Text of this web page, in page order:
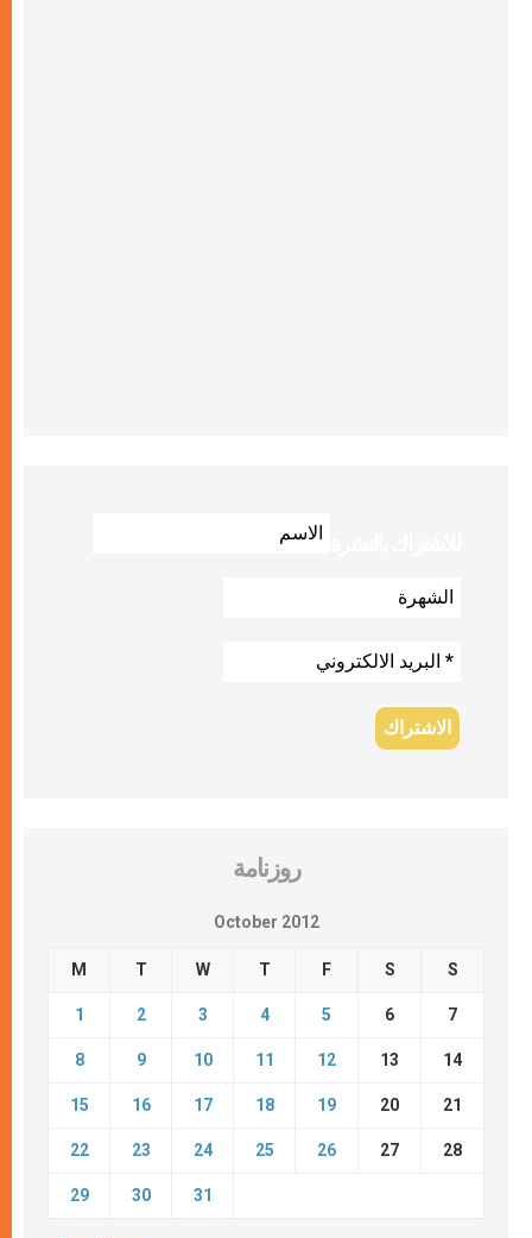
روزنامة
October 2012
M T W T F S S
1 2 3 4 5 6 7
8 9 10 11 12 13 14
15 16 17 18 19 20 21
22 23 24 25 26 27 28
29 30 31